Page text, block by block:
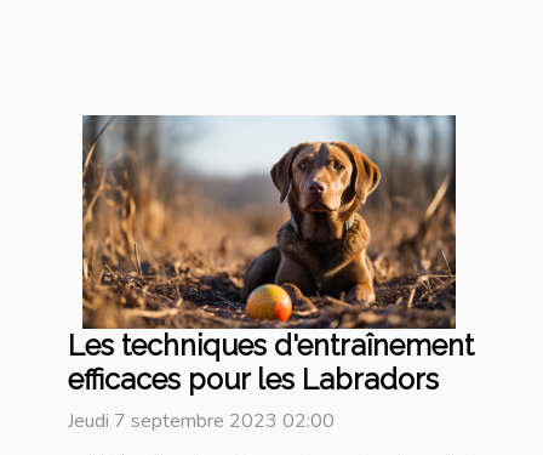
Les techniques d'entraînement
efficaces pour les Labradors
Jeudi 7 septembre 2023 02:00